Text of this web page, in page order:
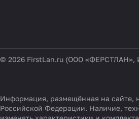
© 2026 FirstLan.ru (ООО «ФЕРСТЛАН»,
Информация, размещённая на сайте,
Российской Федерации. Наличие,